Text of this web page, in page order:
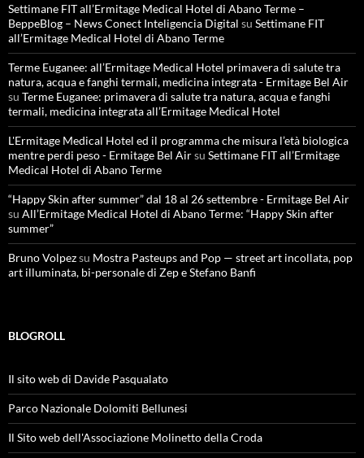
Settimane FIT all’Ermitage Medical Hotel di Abano Terme –
BeppeBlog – News Conect Inteligencia Digital su Settimane FIT
all’Ermitage Medical Hotel di Abano Terme
Terme Euganee: all’Ermitage Medical Hotel primavera di salute tra
natura, acqua e fanghi termali, medicina integrata - Ermitage Bel Air
su Terme Euganee: primavera di salute tra natura, acqua e fanghi
termali, medicina integrata all’Ermitage Medical Hotel
L'Ermitage Medical Hotel ed il programma che misura l’età biologica
mentre perdi peso - Ermitage Bel Airsu Settimane FIT all’Ermitage
Medical Hotel di Abano Terme
“Happy Skin after summer” dal 18 al 26 settembre - Ermitage Bel Air
su All’Ermitage Medical Hotel di Abano Terme: “Happy Skin after
summer”
Bruno Volpezsu Mostra Pasteups and Pop — street art incollata, pop
art illuminata, bi-personale di Zep e Stefano Banfi
BLOGROLL
Il sito web di Davide Pasqualato
Parco Nazionale Dolomiti Bellunesi
Il Sito web dell'Associazione Molinetto della Croda